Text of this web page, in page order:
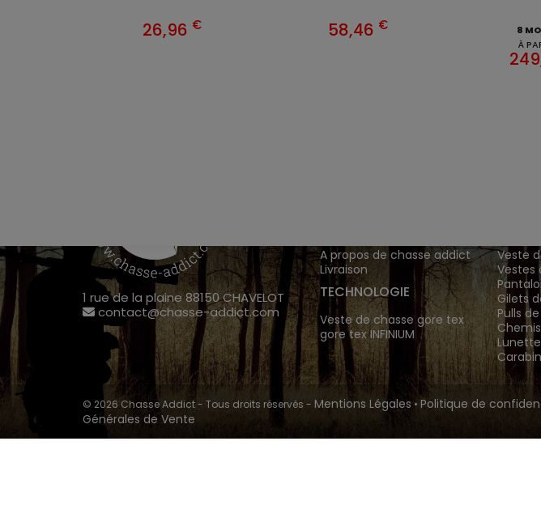
26,96 € 58,46 €
8
À
1 rue de la plaine 88150 CHAVELOT
contact@chasse-addict.com
A propos de chasse addict
Livraison
TECHNOLOGIE
Veste de chasse gore tex
gore tex INFINIUM
Veste
Vestes
Gilets
Pulls
© 2026 Chasse Addict - Tous droits réservés - Mentions Légales • Politique de
Générales de Vente